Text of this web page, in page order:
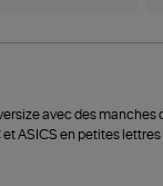
avec des manches
et ASICS en petites